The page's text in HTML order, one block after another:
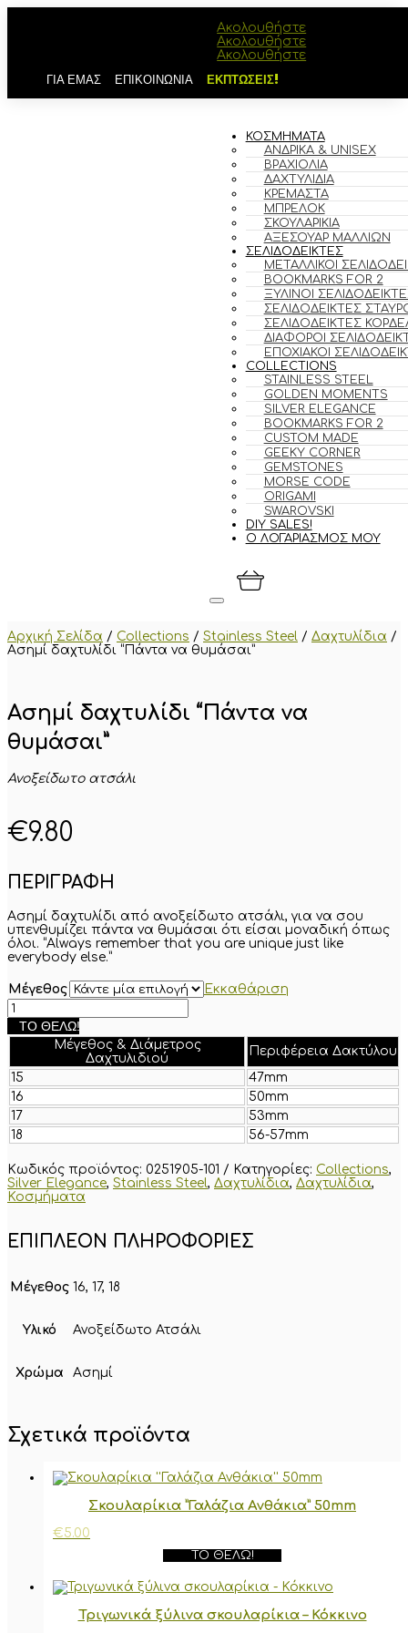
Ακολουθήστε
Ακολουθήστε
Ακολουθήστε
ΓΙΑ ΕΜΑΣ ΕΠΙΚΟΙΝΩΝΙΑ ΕΚΠΤΩΣΕΙΣ!
ΚΟΣΜΗΜΑΤΑ
ΑΝΔΡΙΚΆ & UNISEX
ΒΡΑΧΙΌΛΙΑ
ΔΑΧΤΥΛΊΔΙΑ
ΚΡΕΜΑΣΤΆ
ΜΠΡΕΛΌΚ
ΣΚΟΥΛΑΡΊΚΙΑ
ΑΞΕΣΟΥΆΡ ΜΑΛΛΙΏΝ
ΣΕΛΙΔΟΔΕΙΚΤΕΣ
ΜΕΤΑΛΛΙΚΟΊ
BOOKMARKS FOR 2
ΞΎΛΙΝΟΙ
ΣΕΛΙΔΟΔΕΊΚΤΕΣ
ΣΕΛΙΔΟΔΕΊΚΤΕΣ
ΔΙΆΦΟΡΟΙ
ΕΠΟΧΙΑΚΟΊ
COLLECTIONS
STAINLESS STEEL
GOLDEN MOMENTS
SILVER ELEGANCE
BOOKMARKS FOR 2
CUSTOM MADE
GEEKY CORNER
GEMSTONES
MORSE CODE
ORIGAMI
SWAROVSKI
DIY SALES!
Ο ΛΟΓΑΡΙΑΣΜΟΣ ΜΟΥ
Αρχική Σελίδα / Collections / Stainless Steel / Δαχτυλίδια /
Ασημί δαχτυλίδι “Πάντα να θυμάσαι”
Ασημί δαχτυλίδι “Πάντα να
θυμάσαι”
Ανοξείδωτο ατσάλι
€9.80
ΠΕΡΙΓΡΑΦΗ
Ασημί δαχτυλίδι από ανοξείδωτο ατσάλι, για να σου
υπενθυμίζει πάντα να θυμάσαι ότι είσαι μοναδική όπως
όλοι. “Always remember that you are unique just like
everybody else.”
Μέγεθος
Εκκαθάριση
Ασημί
δαχτυλίδι
"Πάντα
ποσότητα
ΤΟ ΘΈΛΩ!
Μέγεθος & Διάμετρος
Δαχτυλιδιού
Περιφέρεια Δακτύλου
15
47mm
16
50mm
17
53mm
18
56-57mm
Κωδικός προϊόντος: 0251905-101 Κατηγορίες: Collections,
Silver Elegance, Stainless Steel, Δαχτυλίδια, Δαχτυλίδια,
Κοσμήματα
ΕΠΙΠΛΈΟΝ ΠΛΗΡΟΦΟΡΊΕΣ
Μέγεθος 16, 17, 18
Υλικό Ανοξείδωτο Ατσάλι
Χρώμα Ασημί
Σχετικά προϊόντα
Σκουλαρίκια ”Γαλάζια Ανθάκια” 50mm
€5.00
ΤΟ ΘΈΛΩ!
Τριγωνικά ξύλινα σκουλαρίκια – Κόκκινο